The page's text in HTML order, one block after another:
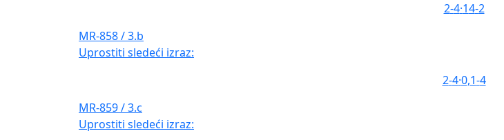
2-4·14-2
MR-858 / 3.b
Uprostiti sledeći izraz:
2-4·0,1-4
MR-859 / 3.c
Uprostiti sledeći izraz: